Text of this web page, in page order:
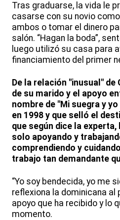
Tras graduarse, la vida le
casarse con su novio
ambos o tomar el dinero
salón. “Hagan la boda”,
luego utilizó su casa para
financiamiento del primer
De la relación "inusual"
de su marido y el apoyo
nombre de "Mi suegra y
en 1998 y que selló el
que según dice la experta,
solo apoyando y
comprendiendo y
trabajo tan demandante
“Yo soy bendecida, yo me
reflexiona la dominicana al
apoyo que ha recibido y lo
momento.